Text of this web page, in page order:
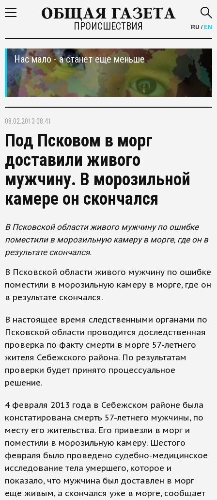
ПРОИСШЕСТВИЯ RU /EN
Нас мало - а станет еще меньше
08.02.2013 08:41
Под Псковом в морг
доставили живого
мужчину. В морозильной
камере он скончался
В Псковской области живого мужчину по ошибке
поместили в морозильную камеру в морге, где он в
результате скончался.
В Псковской области живого мужчину по ошибке
поместили в морозильную камеру в морге, где он
в результате скончался.
В настоящее время следственными органами по
Псковской области проводится доследственная
проверка по факту смерти в морге 57-летнего
жителя Себежского района. По результатам
проверки будет принято процессуальное
решение.
4 февраля 2013 года в Себежском районе была
констатирована смерть 57-летнего мужчины, по
месту его жительства. Его привезли в морг и
поместили в морозильную камеру. Шестого
февраля было проведено судебно-медицинское
исследование тела умершего, которое и
показало, что мужчина был доставлен в морг
еще живым, а скончался уже в морге, сообщает